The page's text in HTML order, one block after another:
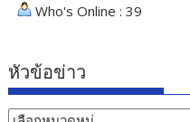
Who's Online : 39
หัวข้อข่าว